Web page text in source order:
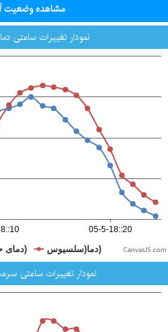
مشاهده وضعیت
نمودار تغییرات ساعتی
CanvasJS.com
نمودار تغییرات ساعتی